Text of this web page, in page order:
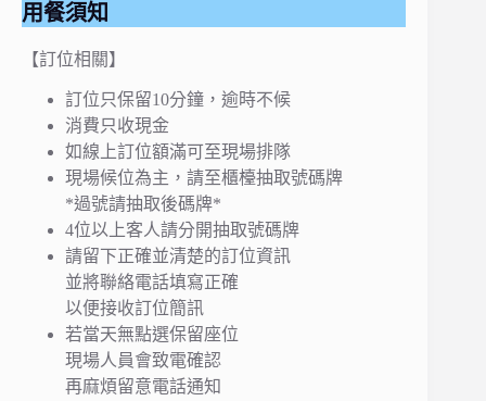
用餐須知
【訂位相關】
訂位只保留10分鐘，逾時不候
消費只收現金
如線上訂位額滿可至現場排隊
現場候位為主，請至櫃檯抽取號碼牌
*過號請抽取後碼牌*
4位以上客人請分開抽取號碼牌
請留下正確並清楚的訂位資訊
並將聯絡電話填寫正確
以便接收訂位簡訊
若當天無點選保留座位
現場人員會致電確認
再麻煩留意電話通知